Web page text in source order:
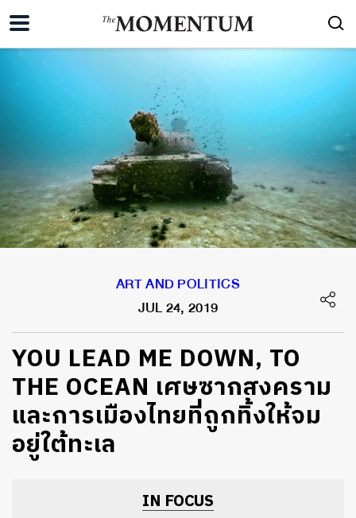
ART AND POLITICS
JUL 24, 2019
YOU LEAD ME DOWN, TO
THE OCEAN เศษซากสงคราม
และการเมืองไทยที่ถูกทิ้งให้จม
อยู่ใต้ทะเล
IN FOCUS